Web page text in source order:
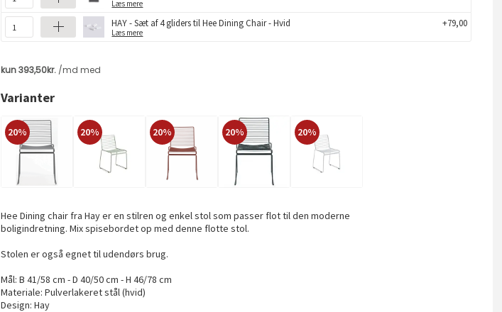
Læs mere
HAY - Sæt af 4 gliders til Hee Dining Chair - Hvid
Læs mere
+79,00
Varianter
20% 20% 20% 20% 20%
Hee Dining chair fra Hay er en stilren og enkel stol som passer flot til den moderne
boligindretning. Mix spisebordet op med denne flotte stol.
Stolen er også egnet til udendørs brug.
Mål: B 41/58 cm - D 40/50 cm - H 46/78 cm
Materiale: Pulverlakeret stål (hvid)
Design: Hay